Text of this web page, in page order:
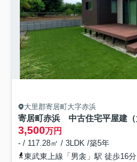
大里郡寄居町大字赤浜
3,500万円
- / 117.28㎡ / 3LDK /築5年
東武東上線「男衾」駅 徒歩16分